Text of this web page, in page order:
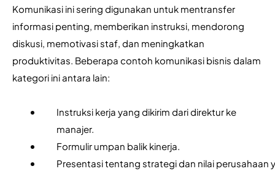
Komunikasi ini sering digunakan untuk mentransfer
informasi penting, memberikan instruksi, mendorong
diskusi, memotivasi staf, dan meningkatkan
produktivitas. Beberapa contoh komunikasi bisnis dalam
kategori ini antara lain:
Instruksi kerja yang dikirim dari direktur ke
manajer.
Formulir umpan balik kinerja.
Presentasi tentang strategi dan nilai